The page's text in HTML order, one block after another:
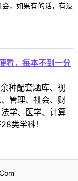
，如果有的话，有没
看，每本不到一分
种配套题库、视
管理、社会、财
学、医学、计算
类学科！